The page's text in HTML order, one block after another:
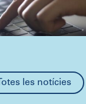
Totes les notícies